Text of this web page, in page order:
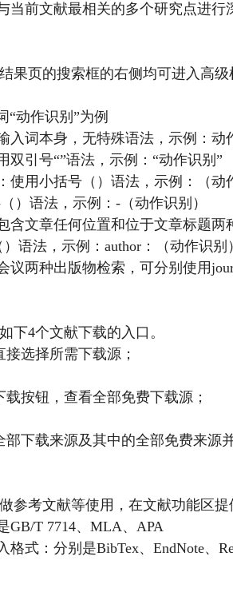
当前文献最相关的多个研究点进行
果页的搜索框的右侧均可进入高
“动作识别”为例
入词本身，无特殊语法，示例：动
双引号“”语法，示例：“动作识别”
使用小括号（）语法，示例：（动
）语法，示例：-（动作识别）
含文章任何位置和位于文章标题
语法，示例：author：（动作识别
议两种出版物检索，可分别使用
下4个文献下载的入口。
选择所需下载源；
按钮，查看全部免费下载源；
下载来源及其中的全部免费来源
参考文献等使用，在文献功能区
GB/T 7714、MLA、APA
式：分别是BibTex、EndNote、